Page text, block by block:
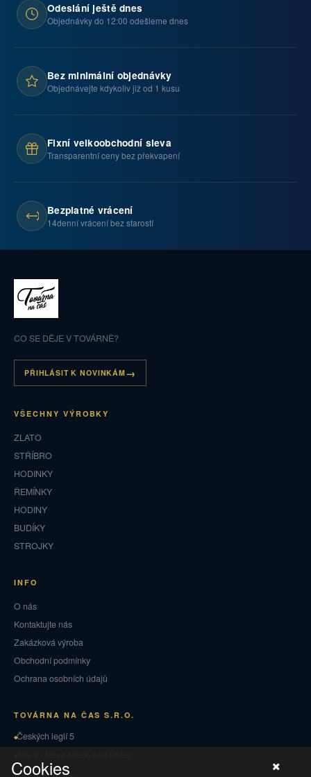
Odeslání ještě dnes
Objednávky do 12:00 odešleme dnes
Bez minimální objednávky
Objednávejte kdykoliv již od 1 kusu
Fixní velkoobchodní sleva
Transparentní ceny bez překvapení
Bezplatné vrácení
14denní vrácení bez starostí
CO SE DĚJE V TOVÁRNĚ?
PŘIHLÁSIT K NOVINKÁM
VŠECHNY VÝROBKY
ZLATO
STŘÍBRO
HODINKY
ŘEMÍNKY
HODINY
BUDÍKY
STROJKY
INFO
O nás
Kontaktujte nás
Zakázková výroba
Obchodní podmínky
Ochrana osobních údajů
TOVÁRNA NA ČAS S.R.O.
Českých legií 5
Cookies